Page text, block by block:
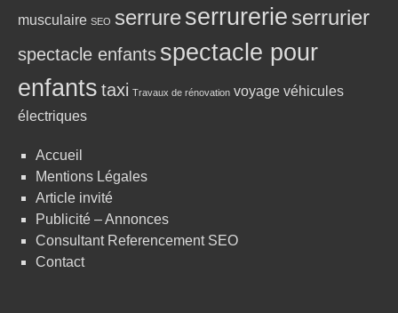
musculaire SEO serrureserrurerie serrurier
spectacle enfants spectacle pour
enfants taxi Travaux de rénovation voyage véhicules
électriques
Accueil
Mentions Légales
Article invité
Publicité – Annonces
Consultant Referencement SEO
Contact